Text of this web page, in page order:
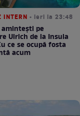
INTERN • ieri la 23:48
pe
Ulrich de la Insula
ce se ocupă fosta
acum